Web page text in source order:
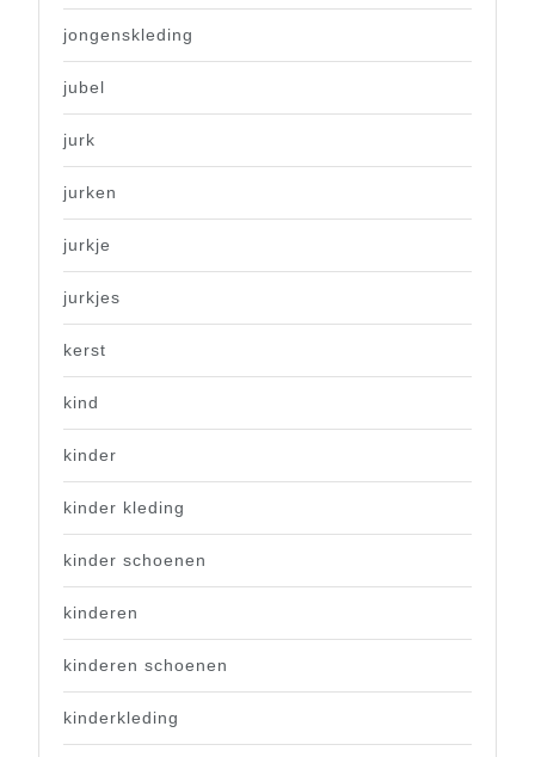
jongenskleding
jubel
jurk
jurken
jurkje
jurkjes
kerst
kind
kinder
kinder kleding
kinder schoenen
kinderen
kinderen schoenen
kinderkleding